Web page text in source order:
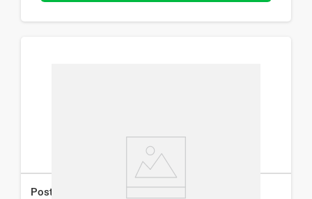
Post Solar Dermaglós Gel x 150 g